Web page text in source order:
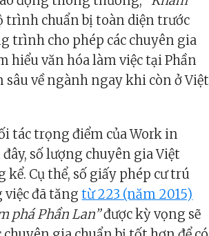
trình chuẩn bị toàn diện trước
trình cho phép các chuyên gia
hiểu văn hóa làm việc tại Phần
về ngành ngay khi còn ở Việt
tác trọng điểm của Work in
số lượng chuyên gia Việt
kể. Cụ thể, số giấy phép cư trú
việc đã tăngtừ 223 (năm 2015)
phá Phần Lan”được kỳ vọng sẽ